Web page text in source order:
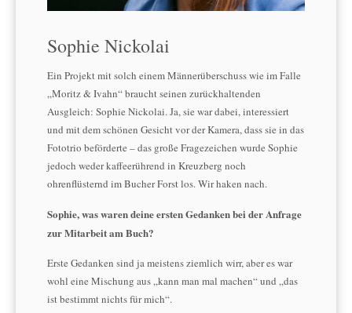
Sophie Nickolai
Ein Projekt mit solch einem Männerüberschuss wie im Falle
„Moritz & Ivahn“ braucht seinen zurückhaltenden
Ausgleich: Sophie Nickolai. Ja, sie war dabei, interessiert
und mit dem schönen Gesicht vor der Kamera, dass sie in das
Fototrio beförderte – das große Fragezeichen wurde Sophie
jedoch weder kaffeerührend in Kreuzberg noch
ohrenflüsternd im Bucher Forst los. Wir haken nach.
Sophie, was waren deine ersten Gedanken bei der Anfrage
zur Mitarbeit am Buch?
Erste Gedanken sind ja meistens ziemlich wirr, aber es war
wohl eine Mischung aus „kann man mal machen“ und „das
ist bestimmt nichts für mich“.